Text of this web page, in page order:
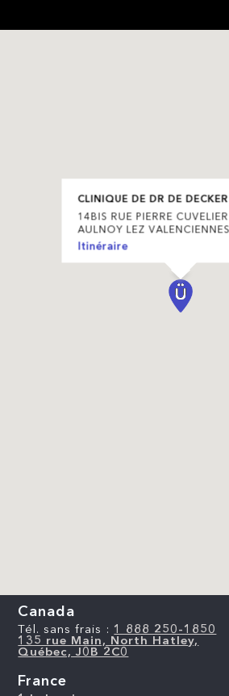
CLINIQUE DE DR DE
14BIS RUE PIERRE
AULNOY LEZ VALENCIENNES
Itinéraire
Canada
Tél. sans frais : 1 888 250-1850
135 rue Main, North Hatley,
Québec, J0B 2C0
France